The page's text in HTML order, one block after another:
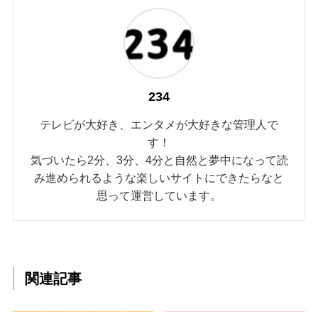
234
テレビが大好き、エンタメが大好きな管理人で
す！
気づいたら2分、3分、4分と自然と夢中になって読
み進められるような楽しいサイトにできたらなと
思って運営しています。
関連記事